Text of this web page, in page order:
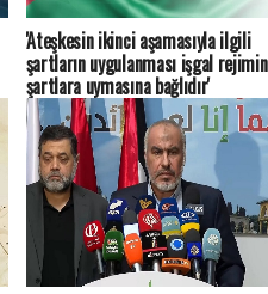
'Ateşkesin ikinci aşamasıyla ilgili
şartların uygulanması işgal
şartlara uymasına bağlıdır'